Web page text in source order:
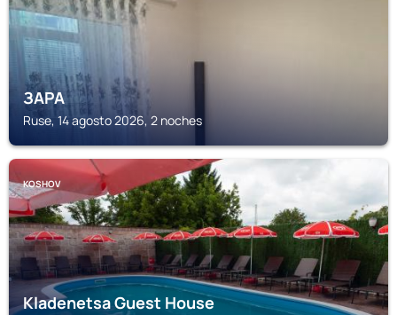
ЗАРА
Ruse, 14 agosto 2026, 2 noches
KOSHOV
Kladenetsa Guest House